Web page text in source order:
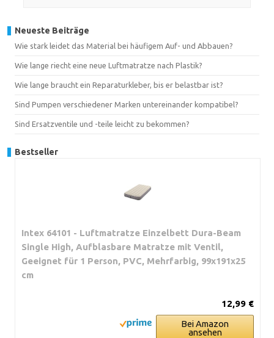
Neueste Beiträge
Wie stark leidet das Material bei häufigem Auf- und Abbauen?
Wie lange riecht eine neue Luftmatratze nach Plastik?
Wie lange braucht ein Reparaturkleber, bis er belastbar ist?
Sind Pumpen verschiedener Marken untereinander kompatibel?
Sind Ersatzventile und -teile leicht zu bekommen?
Bestseller
Intex 64101 - Luftmatratze Einzelbett Dura-Beam
Single High, Aufblasbare Matratze mit Ventil,
Geeignet für 1 Person, PVC, Mehrfarbig, 99x191x25
cm
12,99 €
Bei Amazon
ansehen